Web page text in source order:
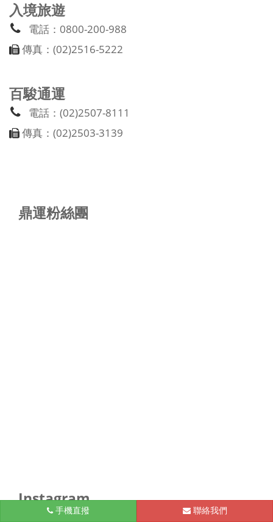
入境旅遊
電話：0800-200-988
傳真：(02)2516-5222
百駿通運
電話：(02)2507-8111
傳真：(02)2503-3139
鼎運粉絲團
Instagram
手機直撥 聯絡我們